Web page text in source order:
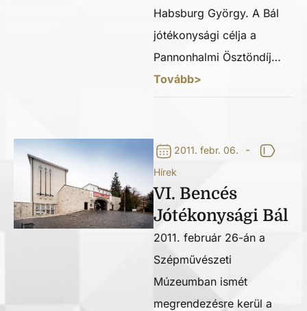
Habsburg György. A Bál
jótékonysági célja a
Pannonhalmi Ösztöndíj…
Tovább>
2011. febr. 06. -
Hírek
VI. Bencés
Jótékonysági Bál
2011. február 26-án a
Szépművészeti
Múzeumban ismét
megrendezésre kerül a